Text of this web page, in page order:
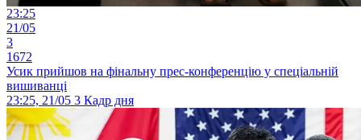
23:25
21/05
3
1672
Усик прийшов на фінальну прес-конференцію у спеціальній
вишиванці
23:25, 21/05 3 Кадр дня